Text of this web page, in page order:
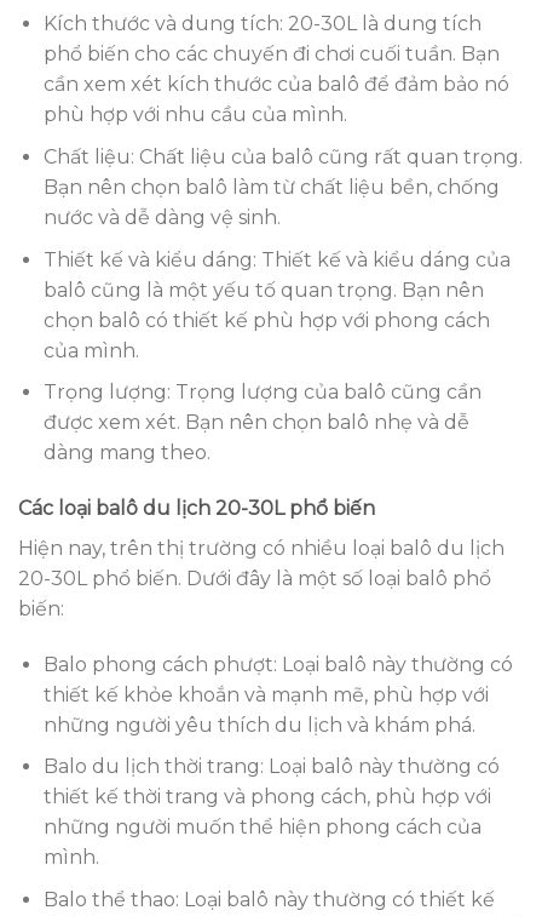
Kích thước và dung tích: 20-30L là dung tích
phổ biến cho các chuyến đi chơi cuối tuần. Bạn
cần xem xét kích thước của balô để đảm bảo nó
phù hợp với nhu cầu của mình.
Chất liệu: Chất liệu của balô cũng rất quan trọng.
Bạn nên chọn balô làm từ chất liệu bền, chống
nước và dễ dàng vệ sinh.
Thiết kế và kiểu dáng: Thiết kế và kiểu dáng của
balô cũng là một yếu tố quan trọng. Bạn nên
chọn balô có thiết kế phù hợp với phong cách
của mình.
Trọng lượng: Trọng lượng của balô cũng cần
được xem xét. Bạn nên chọn balô nhẹ và dễ
dàng mang theo.
Các loại balô du lịch 20-30L phổ biến
Hiện nay, trên thị trường có nhiều loại balô du lịch
20-30L phổ biến. Dưới đây là một số loại balô phổ
biến:
Balo phong cách phượt: Loại balô này thường có
thiết kế khỏe khoắn và mạnh mẽ, phù hợp với
những người yêu thích du lịch và khám phá.
Balo du lịch thời trang: Loại balô này thường có
thiết kế thời trang và phong cách, phù hợp với
những người muốn thể hiện phong cách của
mình.
Balo thể thao: Loại balô này thường có thiết kế